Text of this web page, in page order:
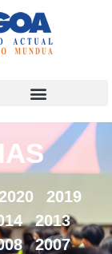
2019
2013
2007